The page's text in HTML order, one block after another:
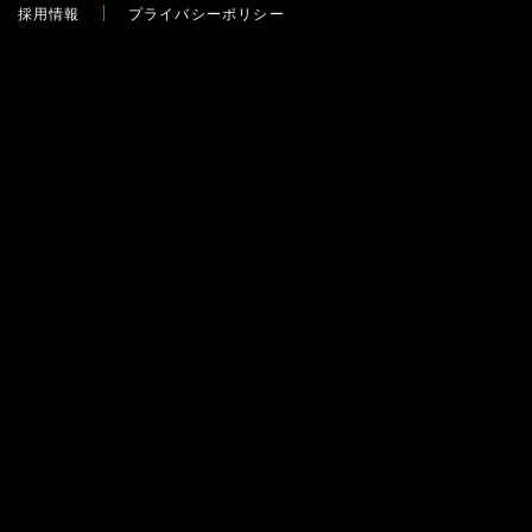
採用情報 プライバシーポリシー